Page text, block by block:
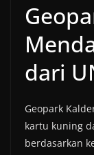
dari
Geopark
kartu kuning
berdasarkan